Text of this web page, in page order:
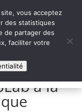
2.0
à la
vous acceptez
des statistiques
de partager des
faciliter votre